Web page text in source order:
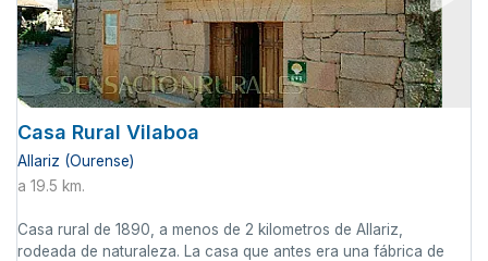
Casa Rural Vilaboa
Allariz (Ourense)
a 19.5 km.
Casa rural de 1890, a menos de 2 kilometros de Allariz,
rodeada de naturaleza. La casa que antes era una fábrica de